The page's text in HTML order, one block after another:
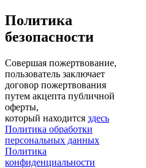
Политика
безопасности
Совершая пожертвование,
пользователь заключает
договор пожертвования
путем акцепта публичной
оферты,
который находится здесь
Политика обработки
персональных данных
Политика
конфиденциальности